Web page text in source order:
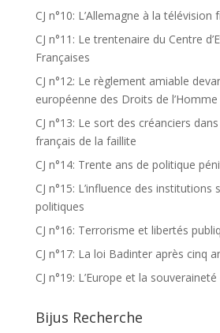
CJ n°10: L’Allemagne à la
CJ n°11: Le trentenaire du Centre
Françaises
CJ n°12: Le règlement amiable
européenne des Droits de l’Homme
CJ n°13: Le sort des créanciers
français de la faillite
CJ n°14: Trente ans de politique
CJ n°15: L’influence des institutions
politiques
CJ n°16: Terrorisme et libertés
CJ n°17: La loi Badinter après cinq
CJ n°19: L’Europe et la
Bijus Recherche